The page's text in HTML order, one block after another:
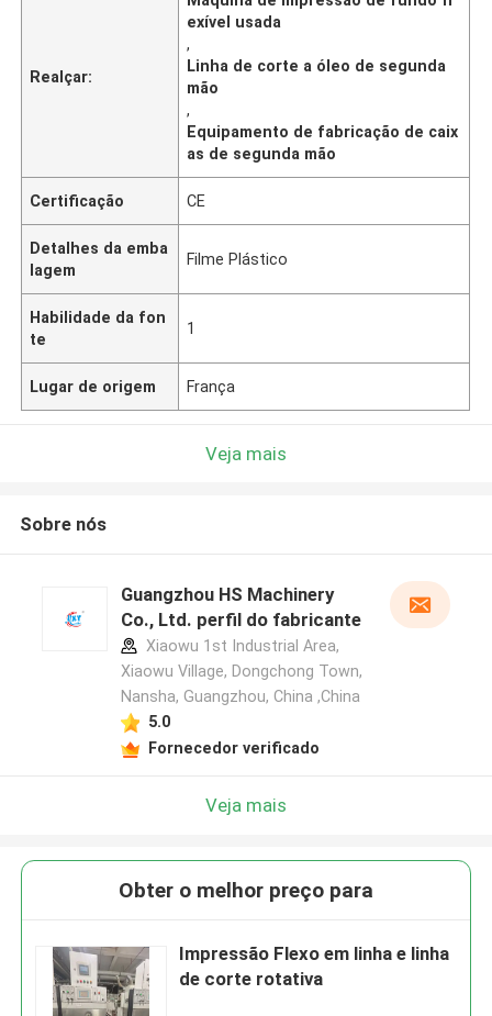
Realçar:
exível usada
,
Linha de corte a óleo de segunda
mão
,
Equipamento de fabricação de caix
as de segunda mão
Certificação CE
Detalhes da emba
lagem
Filme Plástico
Habilidade da fon
te
1
Lugar de origem França
Veja mais
Sobre nós
Guangzhou HS Machinery
Co., Ltd. perfil do fabricante
Xiaowu 1st Industrial Area,
Xiaowu Village, Dongchong Town,
Nansha, Guangzhou, China ,China
5.0
Fornecedor verificado
Veja mais
Obter o melhor preço para
Impressão Flexo em linha e linha
de corte rotativa